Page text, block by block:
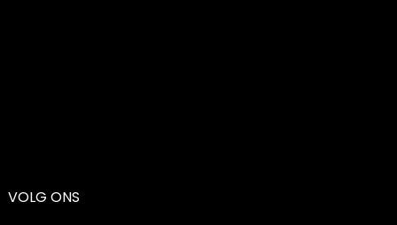
VOLG ONS